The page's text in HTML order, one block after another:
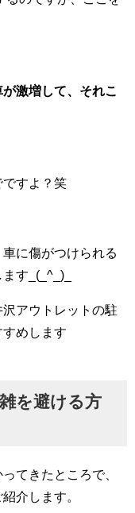
激増して、それこ
すよ？笑
に傷がつけられる
す_(_^_)_
アウトレットの駐
めします
を避ける方
てきたところで、
介します。